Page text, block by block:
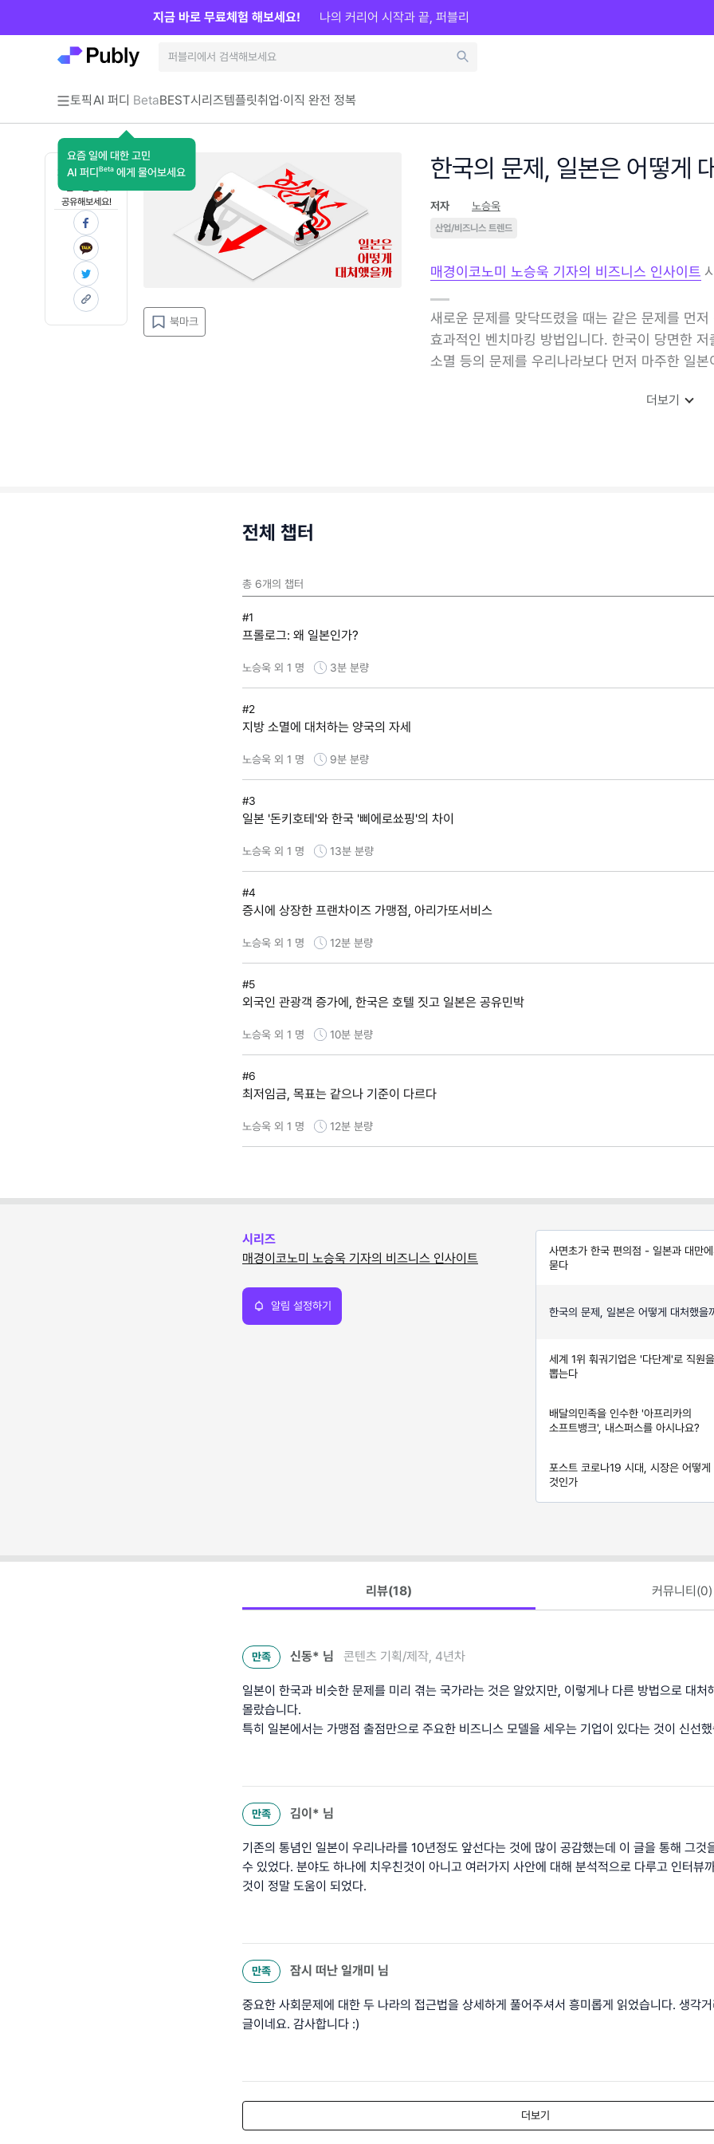
토픽AI 퍼디 Beta
요즘 일에 대한 고민
AI 퍼디 Beta 에게 물어보세요
BEST시리즈템플릿취업·이직 완전 정복
지금 바로 무료체험 해보세요! 나의 커리어 시작과 끝, 퍼블리
지금 인사이트가
공유해보세요!
북마크
한국의 문제, 일본은 어떻게
저자 노승욱
산업/비즈니스 트렌드
매경이코노미 노승욱 기자의 비즈니스 인사이트
새로운 문제를 맞닥뜨렸을 때는 같은 문제를 먼
효과적인 벤치마킹 방법입니다. 한국이 당면한
소멸 등의 문제를 우리나라보다 먼저 마주한 일
더보기
전체 챕터
총 6개의 챕터
#1
프롤로그: 왜 일본인가?
노승욱 외 1 명 3분 분량
#2
지방 소멸에 대처하는 양국의 자세
노승욱 외 1 명 9분 분량
#3
일본 '돈키호테'와 한국 '삐에로쑈핑'의 차이
노승욱 외 1 명 13분 분량
#4
증시에 상장한 프랜차이즈 가맹점, 아리가또서비스
노승욱 외 1 명 12분 분량
#5
외국인 관광객 증가에, 한국은 호텔 짓고 일본은 공유민박
노승욱 외 1 명 10분 분량
#6
최저임금, 목표는 같으나 기준이 다르다
노승욱 외 1 명 12분 분량
시리즈
매경이코노미 노승욱 기자의 비즈니스 인사이트
알림 설정하기
사면초가 한국 편의점 - 일본과 대만
묻다
한국의 문제, 일본은 어떻게 대처했을
세계 1위 훠궈기업은 '다단계'로 직원을
뽑는다
배달의민족을 인수한 '아프리카의
소프트뱅크', 내스퍼스를 아시나요?
포스트 코로나19 시대, 시장은 어떻게
것인가
리뷰(18) 커뮤니티(0)
만족 신동* 님 콘텐츠 기획/제작, 4년차
일본이 한국과 비슷한 문제를 미리 겪는 국가라는 것은 알았지만, 이렇게나 다른 방법으로 대처
몰랐습니다.
특히 일본에서는 가맹점 출점만으로 주요한 비즈니스 모델을 세우는 기업이 있다는 것이 신선
만족 김이* 님
기존의 통념인 일본이 우리나라를 10년정도 앞선다는 것에 많이 공감했는데 이 글을 통해 그것
수 있었다. 분야도 하나에 치우친것이 아니고 여러가지 사안에 대해 분석적으로 다루고 인터뷰
것이 정말 도움이 되었다.
만족 잠시 떠난 일개미 님
중요한 사회문제에 대한 두 나라의 접근법을 상세하게 풀어주셔서 흥미롭게 읽었습니다. 생각
글이네요. 감사합니다 :)
더보기